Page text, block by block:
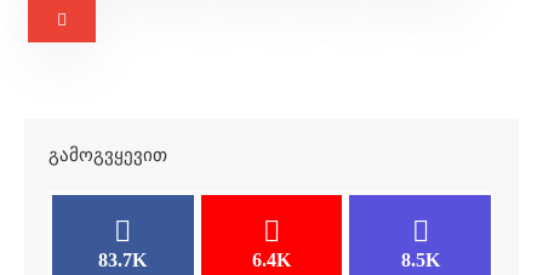
ᲒᲐᲛᲝᲒᲕᲧᲔᲕᲘᲗ
83.7K 6.4K 8.5K